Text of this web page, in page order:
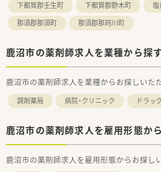
【求人情報について】
■経験やスキルを十分に考慮して決
から650万円の高待遇が期待できる
のメリハリをつけて働くことが可能
■住宅手当として上限50000円が支
充実しており生活をしっかりとサ
下都賀郡壬生町
下都賀郡野木町
塩
那須郡那須町
那須郡那珂川町
鹿沼市の薬剤師求人を業種から探す
鹿沼市の薬剤師求人を業種からお探しいた
調剤薬局 病院・クリニック ドラッ
鹿沼市の薬剤師求人を雇用形態か
鹿沼市の薬剤師求人を雇用形態からお探し